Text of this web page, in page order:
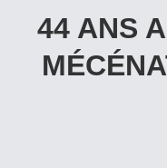
44 ANS